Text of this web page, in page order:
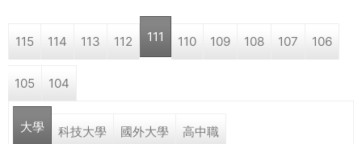
學a
r
e
115 114 113 112 111 110 109 108 107 106
105 104
大學 科技大學 國外大學 高中職